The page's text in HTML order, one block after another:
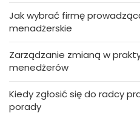
Jak wybrać firmę
menadżerskie
Zarządzanie zmianą w
menedżerów
Kiedy zgłosić się do radcy
porady